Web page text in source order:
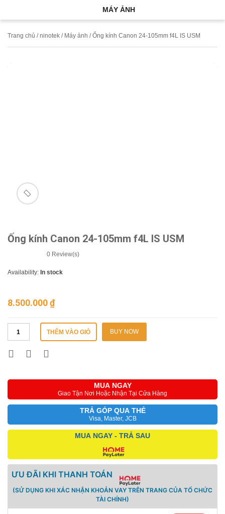
MÁY ẢNH
Trang chủ /ninotek / Máy ảnh / Ống kính Canon 24-105mm f4L IS USM
🔍
Ống kính Canon 24-105mm f4L IS USM
0 Review(s)
Availability: In stock
8.500.000₫
THÊM VÀO GIỎ BUY NOW
MUA NGAY
Giao Tận Nơi Hoặc Nhận Tại Cửa Hàng
TRẢ GÓP QUA THẺ
Visa, Master, JCB
MUA NGAY - TRẢ SAU
ƯU ĐÃI KHI THANH TOÁN
(SỬ DỤNG KHI XÁC NHẬN KHOẢN VAY TRÊN TRANG CỦA TỔ CHỨC
TÀI CHÍNH)